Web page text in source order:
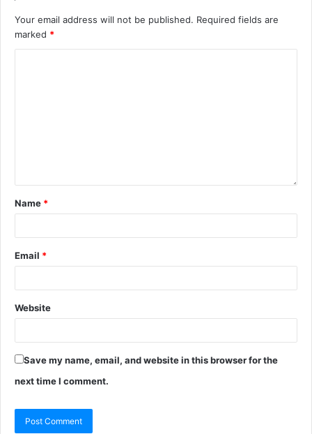
Your email address will not be published. Required fields are
marked *
Name *
Email *
Website
Save my name, email, and website in this browser for the
next time I comment.